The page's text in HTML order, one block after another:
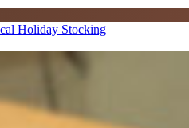
Holiday Stocking